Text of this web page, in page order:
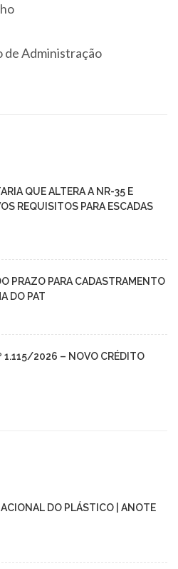
de Administração
QUE ALTERA A NR-35 E
REQUISITOS PARA ESCADAS
PRAZO PARA CADASTRAMENTO
DO PAT
1.115/2026 – NOVO CRÉDITO
DO PLÁSTICO | ANOTE